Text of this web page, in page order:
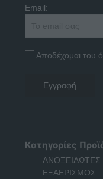
Email:
Αποδέχομαι του
Κατηγορίες
ΑΝΟΞΕΙΔΩΤΕΣ
ΕΞΑΕΡΙΣΜΟΣ